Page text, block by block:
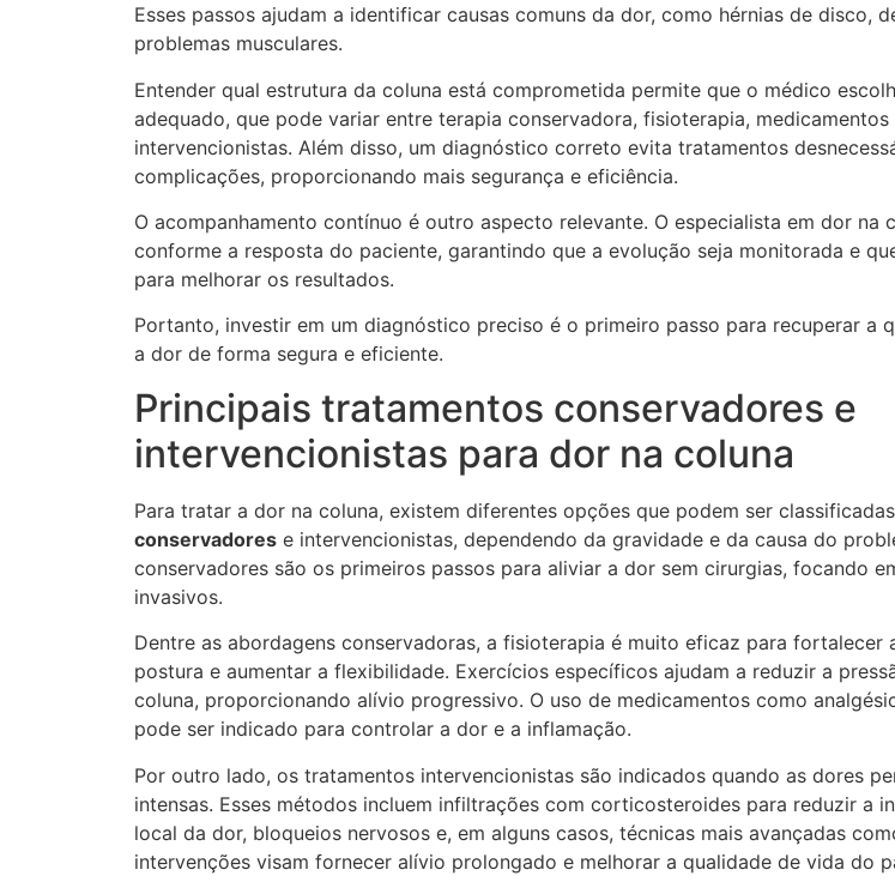
Esses passos ajudam a identificar causas comuns da dor, como hérnias de disco,
problemas musculares.
Entender qual estrutura da coluna está comprometida permite que o médico
adequado, que pode variar entre terapia conservadora, fisioterapia,
intervencionistas. Além disso, um diagnóstico correto evita tratamentos
complicações, proporcionando mais segurança e eficiência.
O acompanhamento contínuo é outro aspecto relevante. O especialista em dor na
conforme a resposta do paciente, garantindo que a evolução seja monitorada e
para melhorar os resultados.
Portanto, investir em um diagnóstico preciso é o primeiro passo para recuperar a
a dor de forma segura e eficiente.
Principais tratamentos conservadores e
intervencionistas para dor na coluna
Para tratar a dor na coluna, existem diferentes opções que podem ser
conservadores e intervencionistas, dependendo da gravidade e da causa do
conservadores são os primeiros passos para aliviar a dor sem cirurgias, focando
invasivos.
Dentre as abordagens conservadoras, a fisioterapia é muito eficaz para fortalecer
postura e aumentar a flexibilidade. Exercícios específicos ajudam a reduzir a
coluna, proporcionando alívio progressivo. O uso de medicamentos como
pode ser indicado para controlar a dor e a inflamação.
Por outro lado, os tratamentos intervencionistas são indicados quando as dores
intensas. Esses métodos incluem infiltrações com corticosteroides para reduzir a
local da dor, bloqueios nervosos e, em alguns casos, técnicas mais avançadas
intervenções visam fornecer alívio prolongado e melhorar a qualidade de vida do